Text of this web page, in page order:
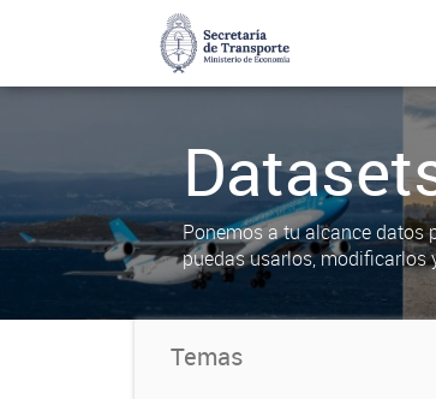
Ponemos a tu alcance datos
puedas usarlos, modificarlos
Temas